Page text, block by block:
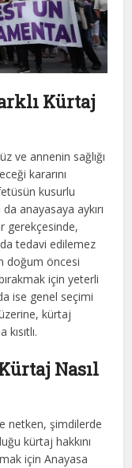
Kürtaj
ve annenin sağlığı
kararını
kusurlu
anayasaya aykırı
gerekçesinde,
tedavi edilemez
doğum öncesi
için yeterli
ise genel seçimi
kürtaj
Nasıl
netken, şimdilerde
kürtaj hakkını
için Anayasa